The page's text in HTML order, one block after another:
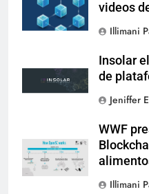
videos
Illimani
Insolar
de
Jeniffer
WWF
Illimani